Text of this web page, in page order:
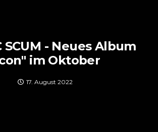
SCUM - Neues Album
im Oktober
17. August 2022